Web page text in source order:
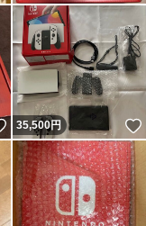
いいね！
35,500円